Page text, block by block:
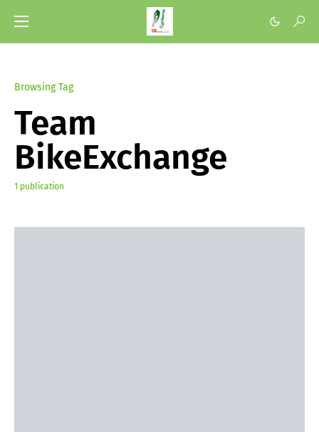
Browsing Tag
Team
BikeExchange
1 publication